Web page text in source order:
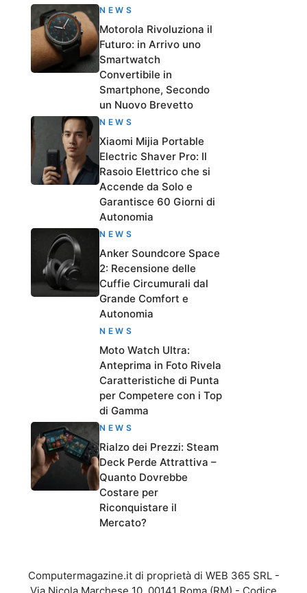
NEWS
Motorola Rivoluziona il
Futuro: in Arrivo uno
Smartwatch
Convertibile in
Smartphone, Secondo
un Nuovo Brevetto
NEWS
Xiaomi Mijia Portable
Electric Shaver Pro: Il
Rasoio Elettrico che si
Accende da Solo e
Garantisce 60 Giorni di
Autonomia
NEWS
Anker Soundcore Space
2: Recensione delle
Cuffie Circumurali dal
Grande Comfort e
Autonomia
NEWS
Moto Watch Ultra:
Anteprima in Foto Rivela
Caratteristiche di Punta
per Competere con i Top
di Gamma
NEWS
Rialzo dei Prezzi: Steam
Deck Perde Attrattiva –
Quanto Dovrebbe
Costare per
Riconquistare il
Mercato?
Computermagazine.it di proprietà di WEB 365 SRL -